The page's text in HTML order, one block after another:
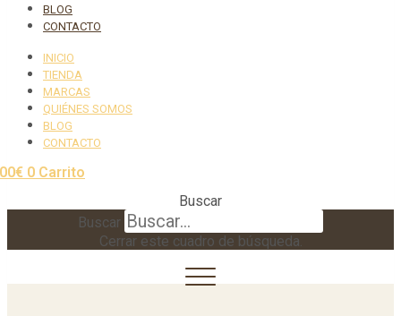
BLOG
CONTACTO
INICIO
TIENDA
MARCAS
QUIÉNES SOMOS
BLOG
CONTACTO
€ 0 Carrito
Buscar
Buscar
Cerrar este cuadro de búsqueda.